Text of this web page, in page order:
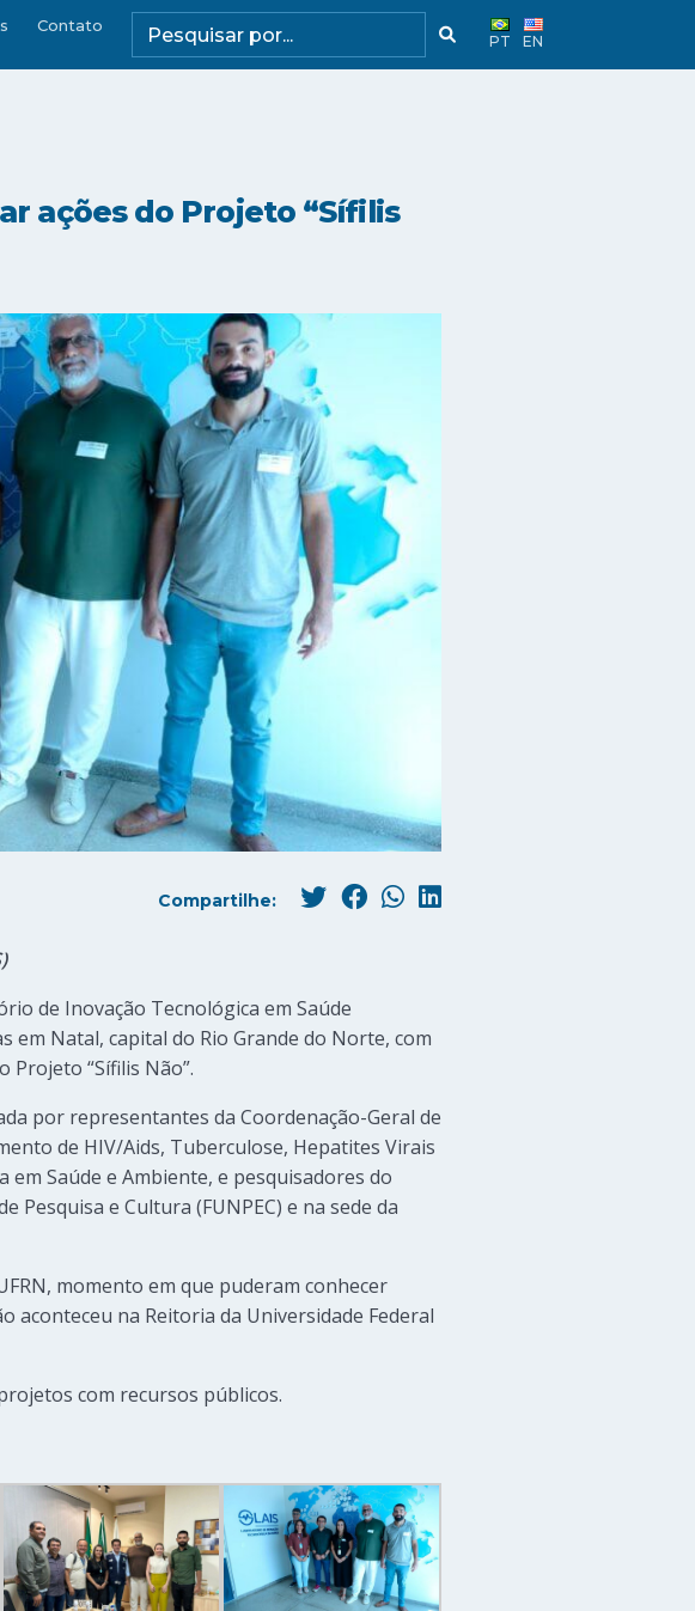
Contato
PT EN
ações do Projeto “Sífilis
Compartilhe:
de Inovação Tecnológica em Saúde
em Natal, capital do Rio Grande do Norte, com
“Sífilis Não”.
por representantes da Coordenação-Geral de
de HIV/Aids, Tuberculose, Hepatites Virais
Saúde e Ambiente, e pesquisadores do
Pesquisa e Cultura (FUNPEC) e na sede da
momento em que puderam conhecer
aconteceu na Reitoria da Universidade Federal
com recursos públicos.